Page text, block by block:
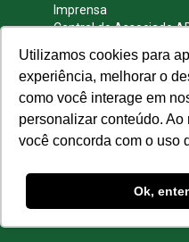
Utilizamos cookies para
experiência, melhorar o
como você interage em
personalizar conteúdo. Ao
você concorda com o uso
Ok,
Imprensa
Central do Associado
REDES SOCIAIS